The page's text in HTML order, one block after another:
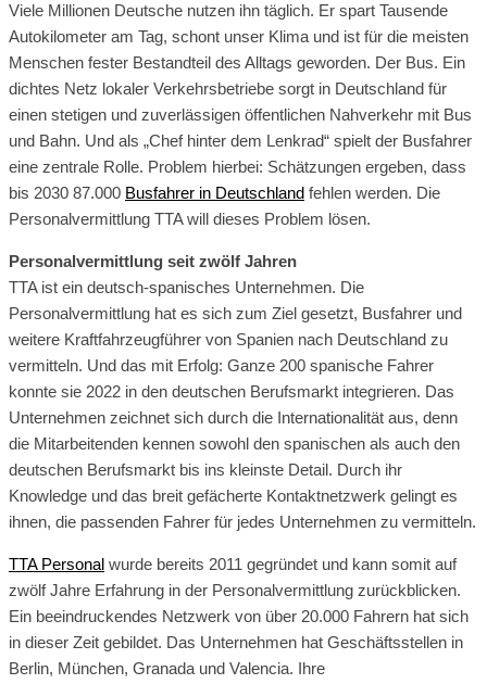
Viele Millionen Deutsche nutzen ihn täglich. Er spart Tausende
Autokilometer am Tag, schont unser Klima und ist für die meisten
Menschen fester Bestandteil des Alltags geworden. Der Bus. Ein
dichtes Netz lokaler Verkehrsbetriebe sorgt in Deutschland für
einen stetigen und zuverlässigen öffentlichen Nahverkehr mit Bus
und Bahn. Und als „Chef hinter dem Lenkrad“ spielt der Busfahrer
eine zentrale Rolle. Problem hierbei: Schätzungen ergeben, dass
bis 2030 87.000 Busfahrer in Deutschland fehlen werden. Die
Personalvermittlung TTA will dieses Problem lösen.
Personalvermittlung seit zwölf Jahren
TTA ist ein deutsch-spanisches Unternehmen. Die
Personalvermittlung hat es sich zum Ziel gesetzt, Busfahrer und
weitere Kraftfahrzeugführer von Spanien nach Deutschland zu
vermitteln. Und das mit Erfolg: Ganze 200 spanische Fahrer
konnte sie 2022 in den deutschen Berufsmarkt integrieren. Das
Unternehmen zeichnet sich durch die Internationalität aus, denn
die Mitarbeitenden kennen sowohl den spanischen als auch den
deutschen Berufsmarkt bis ins kleinste Detail. Durch ihr
Knowledge und das breit gefächerte Kontaktnetzwerk gelingt es
ihnen, die passenden Fahrer für jedes Unternehmen zu vermitteln.
TTA Personal wurde bereits 2011 gegründet und kann somit auf
zwölf Jahre Erfahrung in der Personalvermittlung zurückblicken.
Ein beeindruckendes Netzwerk von über 20.000 Fahrern hat sich
in dieser Zeit gebildet. Das Unternehmen hat Geschäftsstellen in
Berlin, München, Granada und Valencia. Ihre